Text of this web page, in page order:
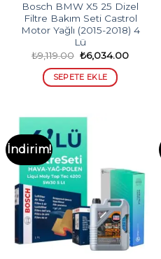
Bosch BMW X5 25 Dizel
Filtre Bakım Seti Castrol
Motor Yağlı (2015-2018) 4
Lü
₺9,119.00 Orijinal
fiyat:
₺9,119.00.
₺6,034.00Şu
SEPETE EKLE
İndirim!